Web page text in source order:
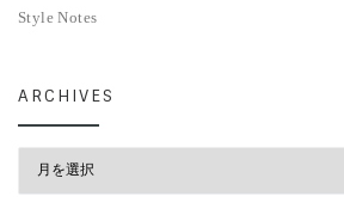
Style Notes
ARCHIVES